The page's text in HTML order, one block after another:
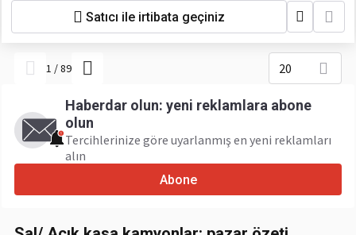
Satıcı ile irtibata geçiniz
1 /89 20
Haberdar olun: yeni reklamlara abone
olun
Tercihlerinize göre uyarlanmış en yeni reklamları
alın
Abone